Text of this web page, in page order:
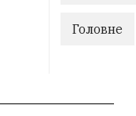
Головне